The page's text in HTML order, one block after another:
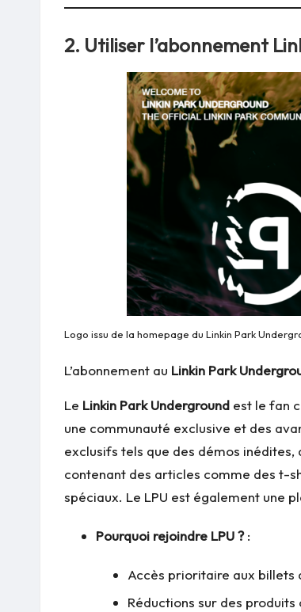
2. Utiliser l’abonnement
Logo issu de la homepage du Linkin Park
L’abonnement au Linkin Park
Le Linkin Park Underground est le fan
une communauté exclusive et des
exclusifs tels que des démos
contenant des articles comme des t-
spéciaux. Le LPU est également une
Pourquoi rejoindre LPU ?:
Accès prioritaire aux billets
Réductions sur des produits